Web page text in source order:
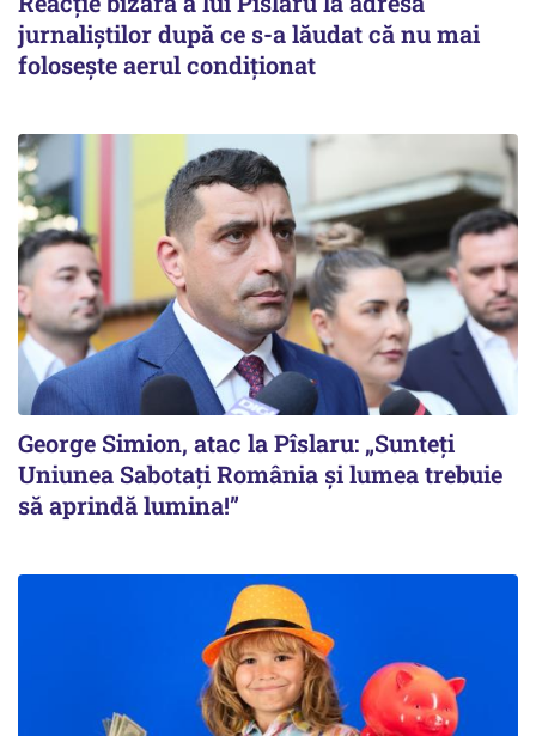
jurnaliștilor după ce s-a lăudat că nu mai
folosește aerul condiționat
George Simion, atac la Pîslaru: „Sunteți
Uniunea Sabotați România și lumea trebuie
să aprindă lumina!”